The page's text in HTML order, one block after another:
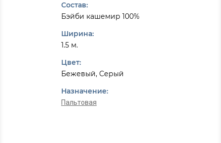
Состав:
Бэйби кашемир 100%
Ширина:
1.5 м.
Цвет:
Бежевый, Серый
Назначение:
Пальтовая